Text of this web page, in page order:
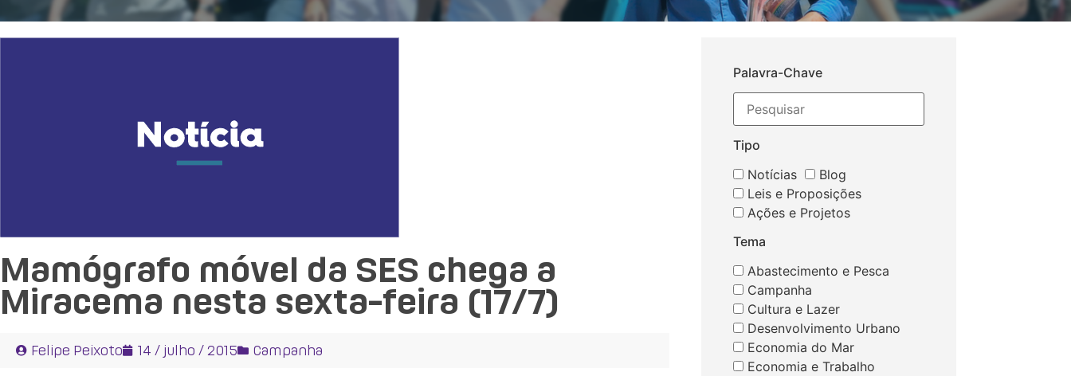
Mamógrafo móvel da SES chega a
Miracema nesta sexta-feira (17/7)
Felipe Peixoto 14 / julho / 2015 Campanha
Palavra-Chave
Tipo
Notícias
Blog
Leis e Proposições
Ações e Projetos
Tema
Abastecimento e Pesca
Campanha
Cultura e Lazer
Desenvolvimento Urbano
Economia do Mar
Economia e Trabalho